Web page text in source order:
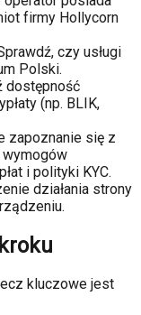
firmy Hollycorn
czy usługi
Polski.
dostępność
(np. BLIK,
zapoznanie się z
wymogów
i polityki KYC.
działania strony
kluczowe jest